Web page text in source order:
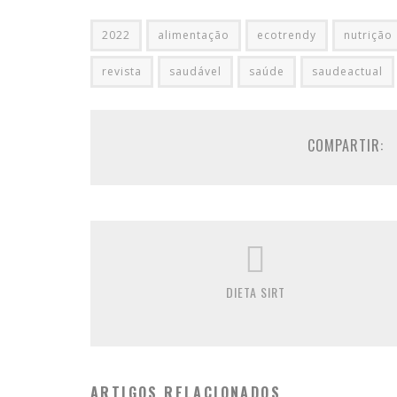
2022 alimentação ecotrendy nutrição
revista saudável saúde saudeactual
COMPARTIR:
DIETA SIRT
ARTIGOS RELACIONADOS